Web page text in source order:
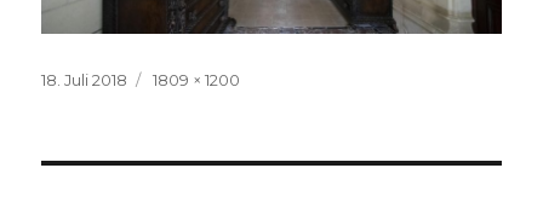
Veröffentlicht
18. Juli 2018
Volle
1809 × 1200